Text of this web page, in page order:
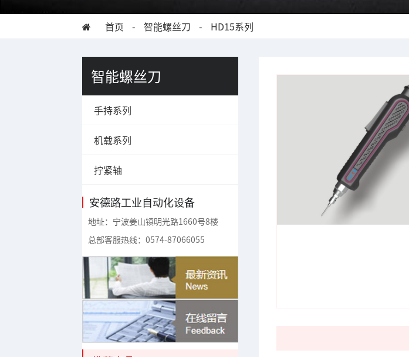
首页 - 智能螺丝刀 - HD15系列
智能螺丝刀
手持系列
机载系列
拧紧轴
安德路工业自动化设备
地址：宁波姜山镇明光路1660号8楼
总部客服热线：0574-87066055